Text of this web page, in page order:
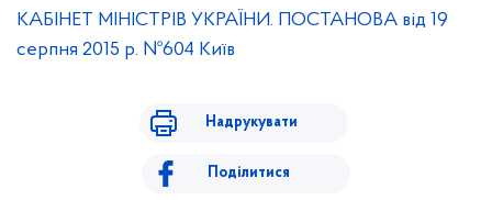
КАБІНЕТ МІНІСТРІВ УКРАЇНИ. ПОСТАНОВА від 19
серпня 2015 р. №604 Київ
Надрукувати
Поділитися